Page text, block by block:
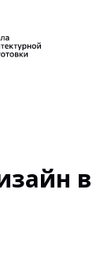
в